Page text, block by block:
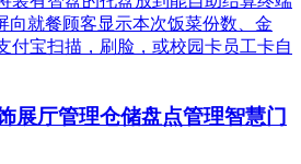
向就餐顾客显示本次饭菜份数、金
付宝扫描，刷脸，或校园卡员工卡自
展厅管理仓储盘点管理智慧门